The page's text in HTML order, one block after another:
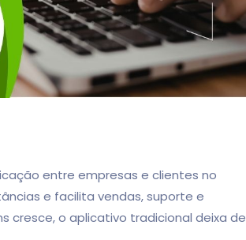
entre empresas e clientes no
e facilita vendas, suporte e
cresce, o aplicativo tradicional deixa de